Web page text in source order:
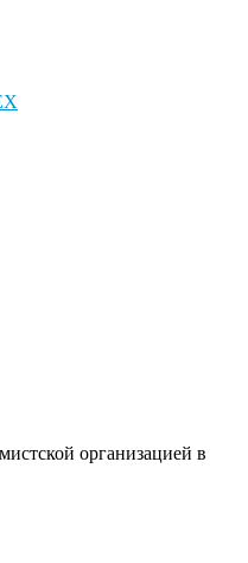
организацией в